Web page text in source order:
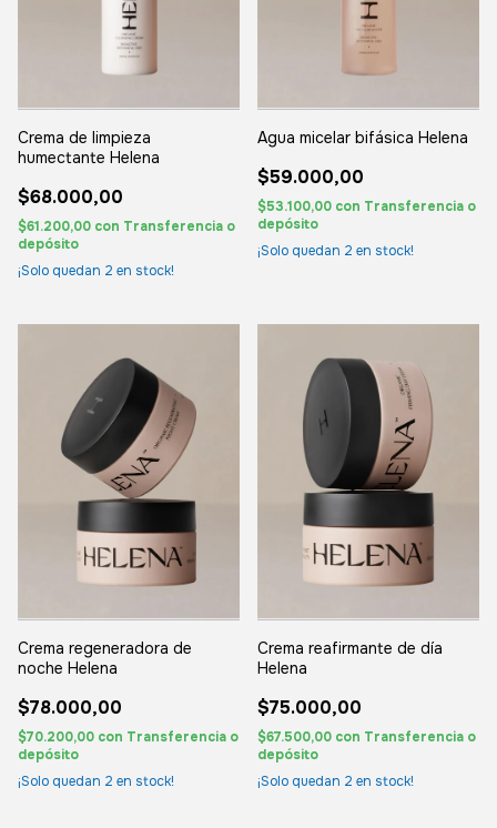
Crema de limpieza
humectante Helena
$68.000,00
$61.200,00 con Transferencia o
depósito
¡Solo quedan 2 en stock!
Agua micelar bifásica Helena
$59.000,00
$53.100,00 con Transferencia o
depósito
¡Solo quedan 2 en stock!
Crema regeneradora de
noche Helena
$78.000,00
$70.200,00 con Transferencia o
depósito
¡Solo quedan 2 en stock!
Crema reafirmante de día
Helena
$75.000,00
$67.500,00 con Transferencia o
depósito
¡Solo quedan 2 en stock!